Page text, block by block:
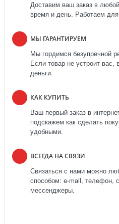
Доставим ваш заказ в
время и день. Работаем
МЫ ГАРАНТИРУЕМ
Мы гордимся безупречной
Если товар не устроит вас,
деньги.
КАК КУПИТЬ
Ваш первый заказ в
подскажем как сделать
удобными.
ВСЕГДА НА СВЯЗИ
Связаться с нами можно
способом: e-mail, телефон,
мессенджеры.